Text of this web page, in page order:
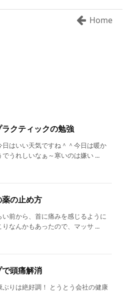
Home
クティックの勉強
日はいい天気ですね＾＾今日は暖か
でうれしいなぁ～寒いのは嫌い ...
薬の止め方
い前から、首に痛みを感じるように
りなんかもあったので、マッサ ...
頭痛解消
ぶりは絶好調！ とうとう会社の健康